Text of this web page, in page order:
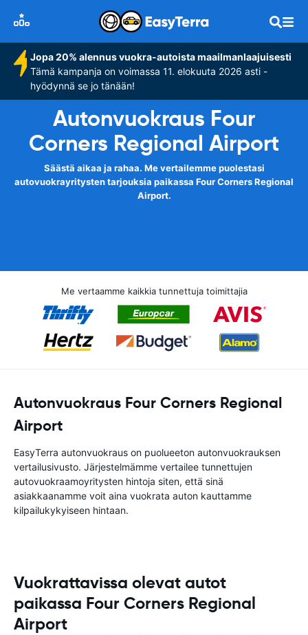
Jopa 20% alennus vuokra-autoista maailmanlaajuisesti
Tämä kampanja on voimassa 11. elokuuta 2026 asti -
hyödynnä se jo tänään!
Autonvuokraus Four
Corners Regional Airport
Säästä aikaa ja rahaa. Me vertailemme puolestasi
autovuokrayritysten tarjouksia paikassa Four Corners Regional
Airport.
Me vertaamme kaikkia tunnettuja toimittajia
Autonvuokraus Four Corners Regional
Airport
EasyTerra autonvuokraus on puolueeton autonvuokrauksen
vertailusivusto. Järjestelmämme vertailee tunnettujen
autovuokraamoyritysten hintoja siten, että sinä
asiakkaanamme voit aina vuokrata auton kauttamme
kilpailukykyiseen hintaan.
Vuokrattavissa olevat autot
paikassa Four Corners Regional
Airport